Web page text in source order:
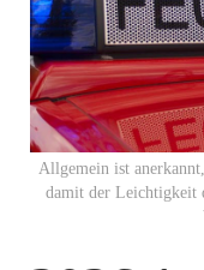
Allgemein ist
damit der Leichtigkeit